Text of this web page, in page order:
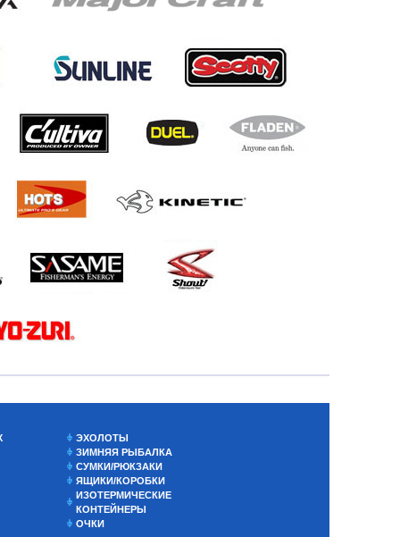
ЭХОЛОТЫ
ЗИМНЯЯ РЫБАЛКА
СУМКИ/РЮКЗАКИ
ЯЩИКИ/КОРОБКИ
ИЗОТЕРМИЧЕСКИЕ
КОНТЕЙНЕРЫ
ОЧКИ